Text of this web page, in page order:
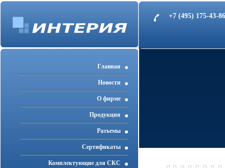
+7 (495) 175-43-
Главная
Новости
О фирме
Продукция
Разъемы
Cертификаты
Комплектующие для СКС